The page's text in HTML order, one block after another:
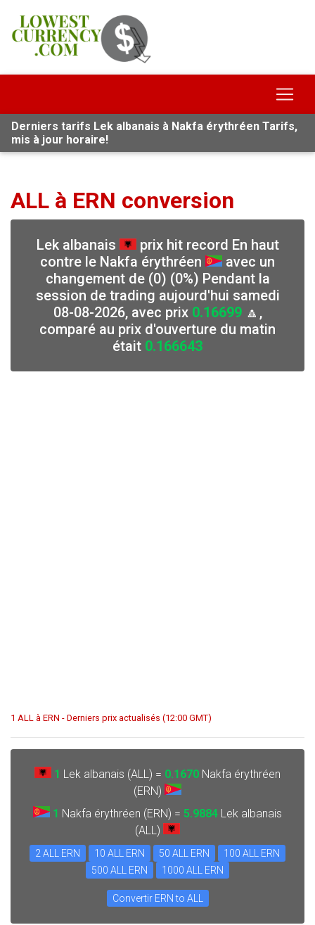
Derniers tarifs Lek albanais à Nakfa érythréen Tarifs,
mis à jour horaire!
ALL à ERN conversion
Lek albanais
prix hit record En haut
contre le Nakfa érythréen
avec un
changement de (0) (0%) Pendant la
session de trading aujourd'hui samedi
08-08-2026, avec prix 0.16699🔼,
comparé au prix d'ouverture du matin
était 0.166643
1 ALL à ERN - Derniers prix actualisés (12:00 GMT)
1 Lek albanais (ALL) = 0.1670 Nakfa érythréen
(ERN)
1 Nakfa érythréen (ERN) = 5.9884 Lek albanais
(ALL)
2 ALL ERN 10 ALL ERN 50 ALL ERN
100 ALL ERN
500 ALL ERN
1000 ALL ERN
Convertir ERN to ALL